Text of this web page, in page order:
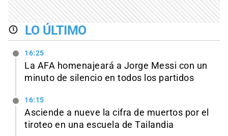
LO ÚLTIMO
16:25
La AFA homenajeará a Jorge Messi con un
minuto de silencio en todos los partidos
16:15
Asciende a nueve la cifra de muertos por el
tiroteo en una escuela de Tailandia